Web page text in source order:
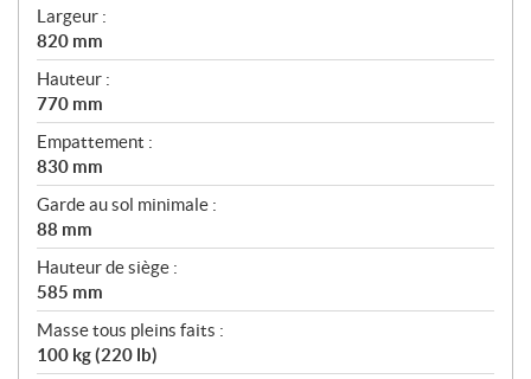
Largeur :
820 mm
Hauteur :
770 mm
Empattement :
830 mm
Garde au sol minimale :
88 mm
Hauteur de siège :
585 mm
Masse tous pleins faits :
100 kg (220 lb)